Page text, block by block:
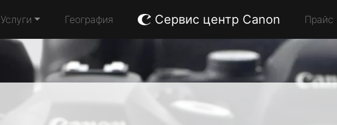
Услуги География Сервис центр Canon Прайс